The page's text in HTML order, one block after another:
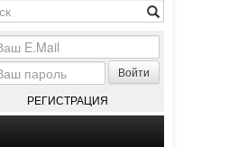
Войти
РЕГИСТРАЦИЯ